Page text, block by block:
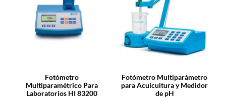
Fotómetro
Multiparamétrico Para
Laboratorios HI 83200
Fotómetro Multiparámetro
para Acuicultura y Medidor
de pH